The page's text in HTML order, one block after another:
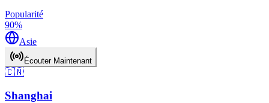
Popularité
90%
Asie
Écouter Maintenant
🇨🇳
Shanghai